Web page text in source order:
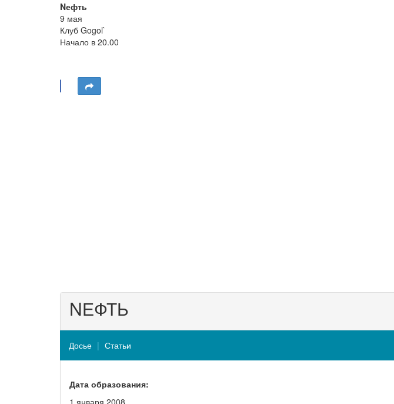
Nефть
9 мая
Клуб Gogol`
Начало в 20.00
NЕФТЬ
Досье Статьи
Дата образования:
1 января 2008